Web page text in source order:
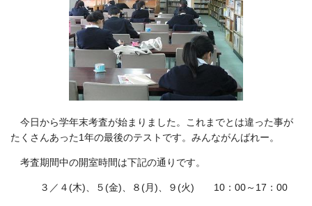
今日から学年末考査が始まりました。これまでとは違った事が
たくさんあった1年の最後のテストです。みんながんばれー。
考査期間中の開室時間は下記の通りです。
３／４(木)、５(金)、８(月)、９(火) 10：00～17：00